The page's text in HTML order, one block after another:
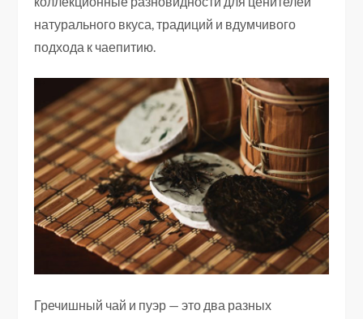
натурального вкуса, традиций и вдумчивого
подхода к чаепитию.
Гречишный чай и пуэр — это два разных